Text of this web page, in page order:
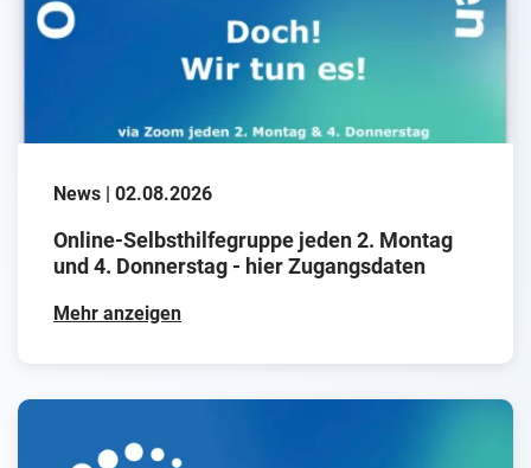
News | 02.08.2026
Online-Selbsthilfegruppe jeden 2. Montag
und 4. Donnerstag - hier Zugangsdaten
Mehr anzeigen